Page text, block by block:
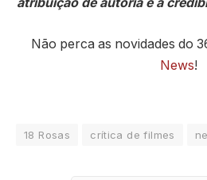
atribuição de autoria e a
Não perca as novidades do
News!
18 Rosas crítica de filmes